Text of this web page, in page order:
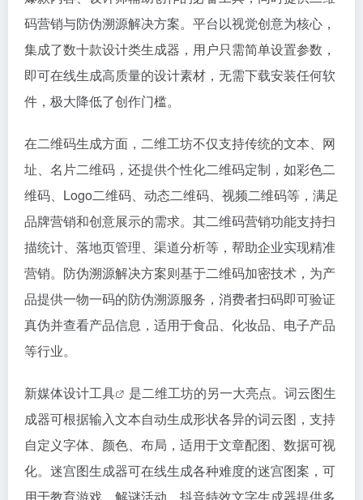
码营销与防伪溯源解决方案。平台以视觉创意为核心，
集成了数十款设计类生成器，用户只需简单设置参数，
即可在线生成高质量的设计素材，无需下载安装任何软
件，极大降低了创作门槛。
在二维码生成方面，二维工坊不仅支持传统的文本、网
址、名片二维码，还提供个性化二维码定制，如彩色二
维码、Logo二维码、动态二维码、视频二维码等，满足
品牌营销和创意展示的需求。其二维码营销功能支持扫
描统计、落地页管理、渠道分析等，帮助企业实现精准
营销。防伪溯源解决方案则基于二维码加密技术，为产
品提供一物一码的防伪溯源服务，消费者扫码即可验证
真伪并查看产品信息，适用于食品、化妆品、电子产品
等行业。
新媒体设计工具
是二维工坊的另一大亮点。词云图生
成器可根据输入文本自动生成形状各异的词云图，支持
自定义字体、颜色、布局，适用于文章配图、数据可视
化。迷宫图生成器可在线生成各种难度的迷宫图案，可